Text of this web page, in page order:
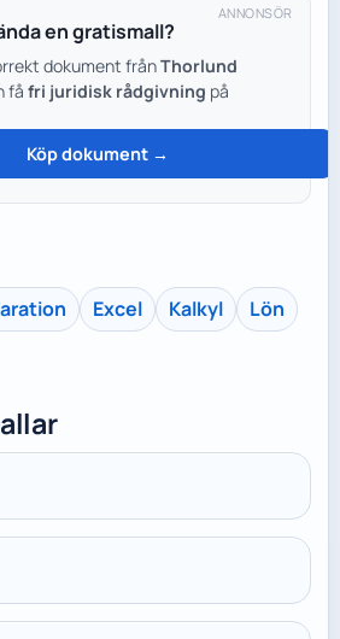
ANNONSÖR
en gratismall?
dokument frånThorlund
få fri juridisk rådgivning på
Köp dokument →
Excel Kalkyl
Lön